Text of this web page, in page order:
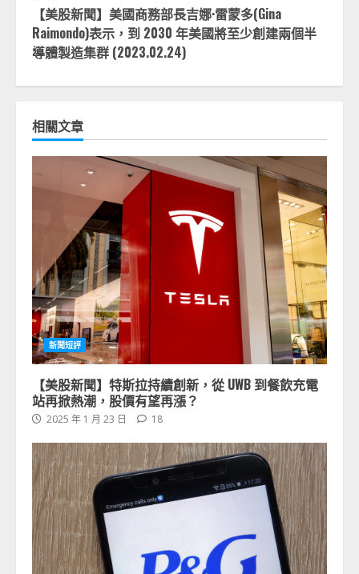
【美股新聞】美國商務部長吉娜·雷蒙多(Gina
Raimondo)表示，到 2030 年美國將至少創建兩個半
導體製造集群 (2023.02.24)
相關文章
新聞短評
【美股新聞】特斯拉持續創新，從 UWB 到餐飲充電
站再掀熱潮，股價有望再漲？
2025 年 1 月 23 日 18